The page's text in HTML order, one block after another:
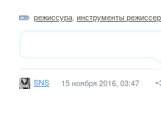
режиссура инструменты
SNS 15 ноября 2016, 03:47